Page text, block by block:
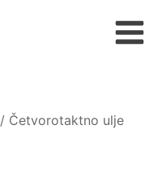
/ Četvorotaktno ulje